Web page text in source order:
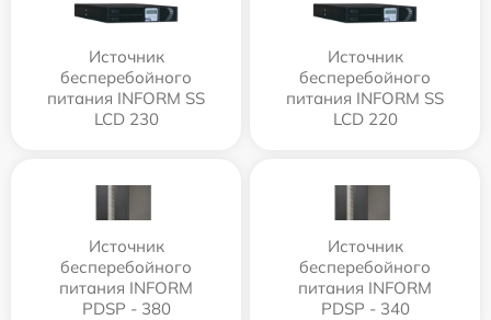
Источник
бесперебойного
питания INFORM SS
LCD 230
Источник
бесперебойного
питания INFORM SS
LCD 220
Источник
бесперебойного
питания INFORM
PDSP - 380
Источник
бесперебойного
питания INFORM
PDSP - 340